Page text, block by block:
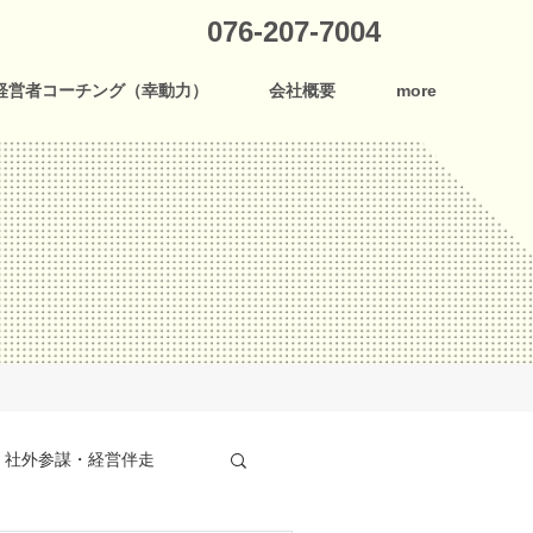
076-207-7004
営者コーチング（幸動力） 会社概要 more
社外参謀・経営伴走